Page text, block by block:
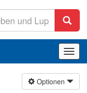
ein-/
Optionen